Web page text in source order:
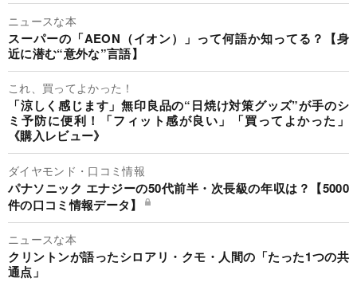
ニュースな本
スーパーの「AEON（イオン）」って何語か知ってる？【身
近に潜む“意外な”言語】
これ、買ってよかった！
「涼しく感じます」無印良品の“日焼け対策グッズ”が手のシ
ミ予防に便利！「フィット感が良い」「買ってよかった」
《購入レビュー》
ダイヤモンド・口コミ情報
パナソニック エナジーの50代前半・次長級の年収は？【5000
件の口コミ情報データ】
ニュースな本
クリントンが語ったシロアリ・クモ・人間の「たった1つの共
通点」